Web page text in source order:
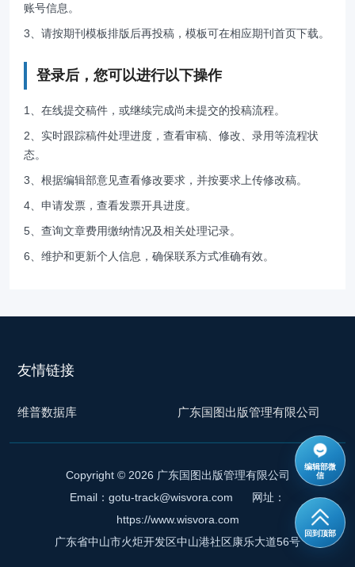
账号信息。
3、请按期刊模板排版后再投稿，模板可在相应期刊首页下载。
登录后，您可以进行以下操作
1、在线提交稿件，或继续完成尚未提交的投稿流程。
2、实时跟踪稿件处理进度，查看审稿、修改、录用等流程状
态。
3、根据编辑部意见查看修改要求，并按要求上传修改稿。
4、申请发票，查看发票开具进度。
5、查询文章费用缴纳情况及相关处理记录。
6、维护和更新个人信息，确保联系方式准确有效。
友情链接
维普数据库 广东国图出版管理有限公司
Copyright © 2026 广东国图出版管理有限公司
Email：gotu-track@wisvora.com
网址：
https://www.wisvora.com
广东省中山市火炬开发区中山港社区康乐大道56号
编辑部微
信
回到顶部